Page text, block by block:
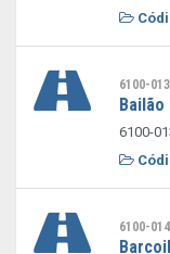
6100-013
Bailão
6100-
6100-014